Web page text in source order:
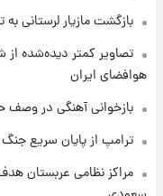
بازگشت مازیار لرستانی به
تصاویر کمتر دیده‌شده از
هوافضای ایران
بازخوانی آهنگی در وصف
ترامپ از پایان سریع جنگ
مراکز نظامی عربستان